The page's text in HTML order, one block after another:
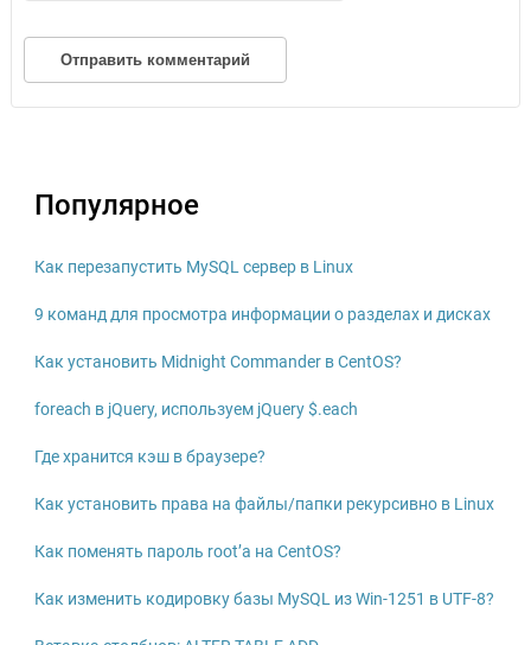
Популярное
Как перезапустить MySQL сервер в Linux
9 команд для просмотра информации о разделах и дисках
Как установить Midnight Commander в CentOS?
foreach в jQuery, используем jQuery $.each
Где хранится кэш в браузере?
Как установить права на файлы/папки рекурсивно в Linux
Как поменять пароль root’а на CentOS?
Как изменить кодировку базы MySQL из Win-1251 в UTF-8?